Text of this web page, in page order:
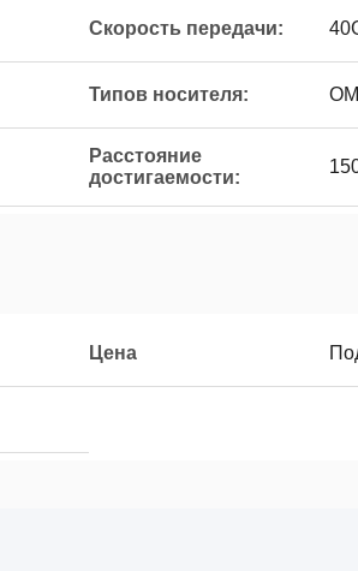
Скорость передачи:
Типов носителя:
Расстояние
достигаемости:
Цена